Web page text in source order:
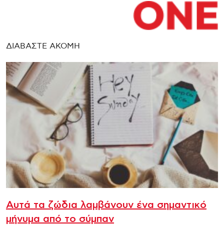
ΔΙΑΒΑΣΤΕ ΑΚΟΜΗ
Αυτά τα ζώδια λαμβάνουν ένα σημαντικό
μήνυμα από το σύμπαν